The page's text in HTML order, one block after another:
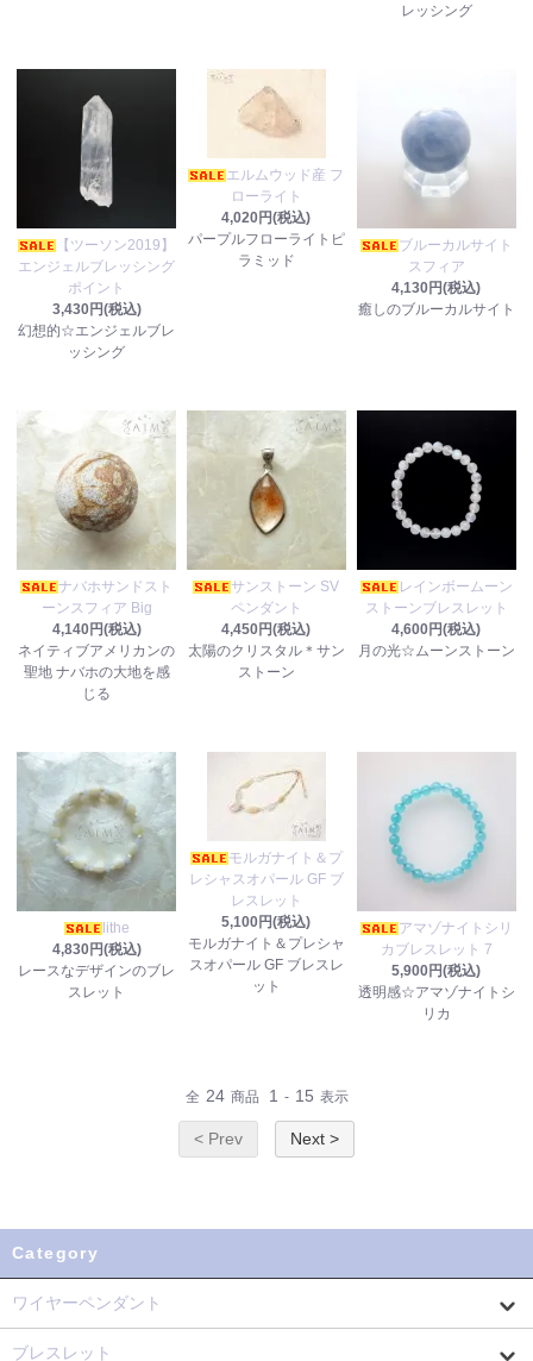
レッシング
【ツーソン2019】
エンジェルブレッシング
ポイント
3,430円(税込)
幻想的☆エンジェルブレ
ッシング
エルムウッド産 フ
ローライト
4,020円(税込)
パープルフローライトピ
ラミッド
ブルーカルサイト
スフィア
4,130円(税込)
癒しのブルーカルサイト
ナバホサンドスト
ーンスフィア Big
4,140円(税込)
ネイティブアメリカンの
聖地 ナバホの大地を感
じる
サンストーン SV
ペンダント
4,450円(税込)
太陽のクリスタル＊サン
ストーン
レインボームーン
ストーンブレスレット
4,600円(税込)
月の光☆ムーンストーン
lithe
4,830円(税込)
レースなデザインのブレ
スレット
モルガナイト＆プ
レシャスオパール GF ブ
レスレット
5,100円(税込)
モルガナイト＆プレシャ
スオパール GF ブレスレ
ット
アマゾナイトシリ
カブレスレット 7
5,900円(税込)
透明感☆アマゾナイトシ
リカ
全 24 商品 1 - 15 表示
< Prev Next >
Category
ワイヤーペンダント
ブレスレット